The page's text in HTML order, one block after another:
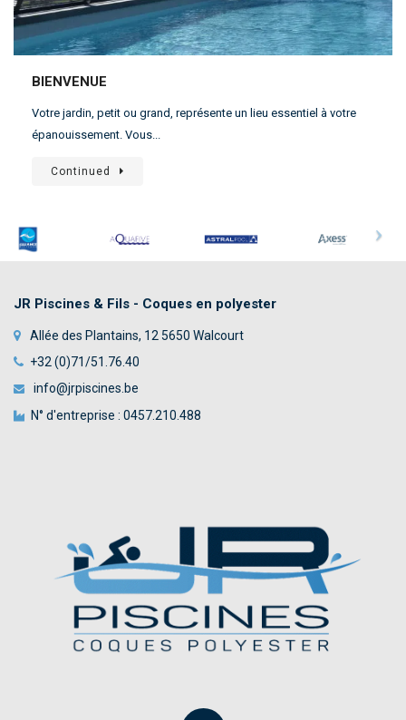
BIENVENUE
Votre jardin, petit ou grand, représente un lieu essentiel à votre
épanouissement. Vous...
Continued
JR Piscines & Fils - Coques en polyester
Allée des Plantains, 12 5650 Walcourt
+32 (0)71/51.76.40
info@jrpiscines.be
N° d'entreprise : 0457.210.488